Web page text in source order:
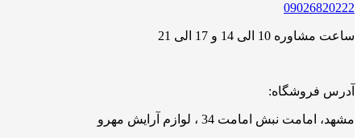
09026820222
ساعت مشاوره 10 الی 14 و 17 الی 21
آدرس فروشگاه:
مشهد، امامت نبش امامت 34 ، لوازم آرایش مهرو